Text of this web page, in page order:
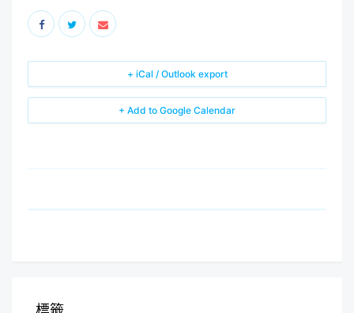
+ Add to Google Calendar
+ iCal / Outlook export